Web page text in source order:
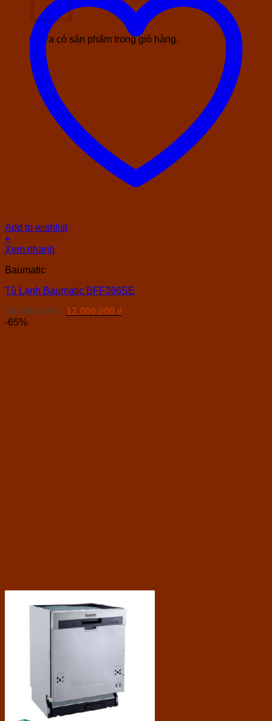
Chưa có sản phẩm trong giỏ hàng.
Add to wishlist
+
Xem nhanh
Baumatic
Tủ Lạnh Baumatic BFF366SE
34.290.000₫ Giá
12.000.000 ₫Giá
-65%